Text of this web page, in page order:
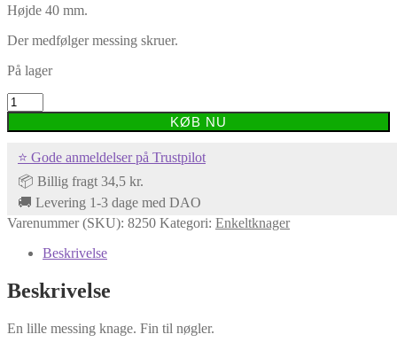
Højde 40 mm.
Der medfølger messing skruer.
På lager
Nøgleknage
antal
KØB NU
⭐ Gode anmeldelser på Trustpilot
📦 Billig fragt 34,5 kr.
🚚 Levering 1-3 dage med DAO
Varenummer (SKU): 8250 Kategori: Enkeltknager
Beskrivelse
Beskrivelse
En lille messing knage. Fin til nøgler.